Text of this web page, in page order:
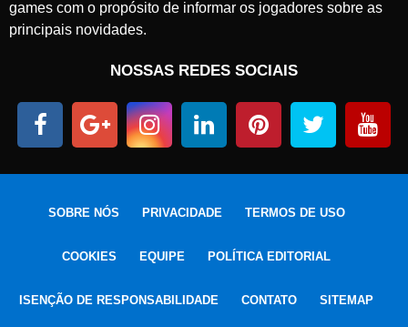
games com o propósito de informar os jogadores sobre as
principais novidades.
NOSSAS REDES SOCIAIS
SOBRE NÓS PRIVACIDADE TERMOS DE USO
COOKIES EQUIPE POLÍTICA EDITORIAL
ISENÇÃO DE RESPONSABILIDADE CONTATO SITEMAP